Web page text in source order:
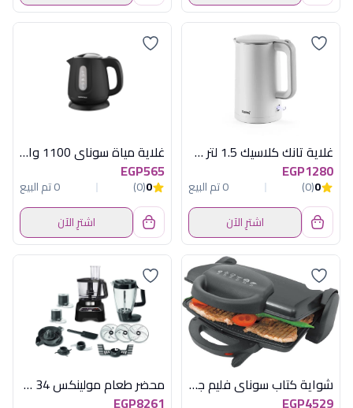
غلاية تانك كلاسيك 1.5 لتر 1500 وات رمادى
EGP1280
0
(0)
0 تم البيع
اشترِ الآن
غلاية مياة سوناي 1100 وات -1.2 لتر-اسود Mar -2200
EGP565
0
(0)
0 تم البيع
اشترِ الآن
شواية كتاب سوناى فليم جرانيت تركى اسود
EGP4529
محضر طعام مولينكس 34 وظيفة 1000 وات اسود
EGP8261